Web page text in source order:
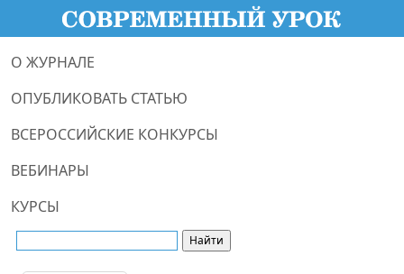
О ЖУРНАЛЕ
ОПУБЛИКОВАТЬ СТАТЬЮ
ВСЕРОССИЙСКИЕ КОНКУРСЫ
ВЕБИНАРЫ
КУРСЫ